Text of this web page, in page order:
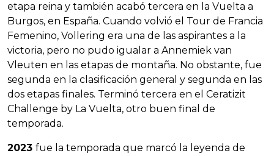
etapa reina y también acabó tercera en la Vuelta a
Burgos, en España. Cuando volvió el Tour de Francia
Femenino, Vollering era una de las aspirantes a la
victoria, pero no pudo igualar a Annemiek van
Vleuten en las etapas de montaña. No obstante, fue
segunda en la clasificación general y segunda en las
dos etapas finales. Terminó tercera en el Ceratizit
Challenge by La Vuelta, otro buen final de
temporada.
2023 fue la temporada que marcó la leyenda de